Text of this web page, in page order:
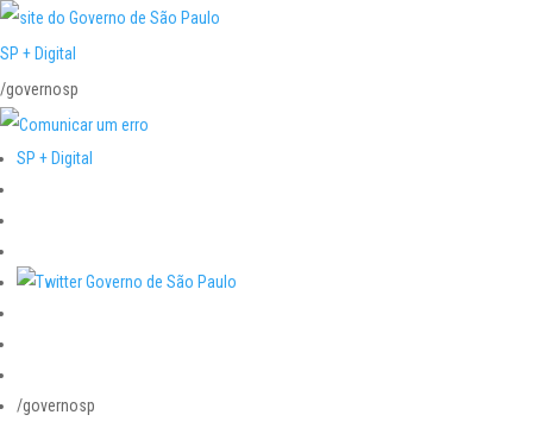
SP + Digital
/governosp
SP + Digital
/governosp